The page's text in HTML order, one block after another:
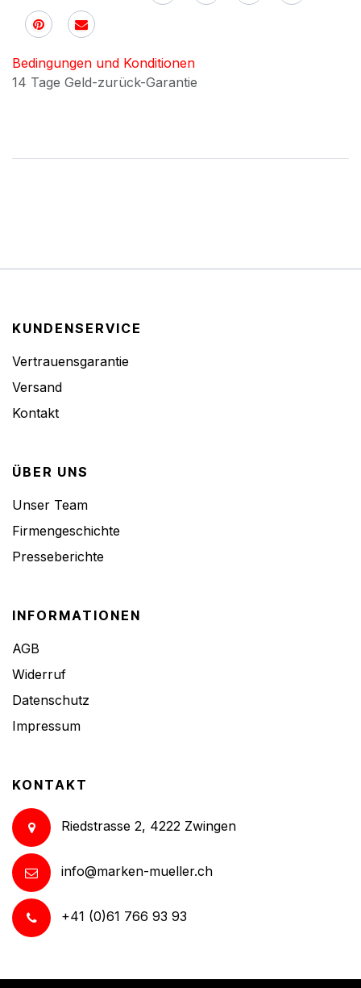
Bedingungen und Konditionen
14 Tage Geld-zurück-Garantie
KUNDENSERVICE
Vertrauensgarantie
Versand
Kontakt
ÜBER UNS
Unser Team
Firmengeschichte
Presseberichte
INFORMATIONEN
AGB
Widerruf
Datenschutz
Impressum
KONTAKT
Riedstrasse 2, 4222 Zwingen
info@marken-mueller.ch
+41 (0)61 766 93 93